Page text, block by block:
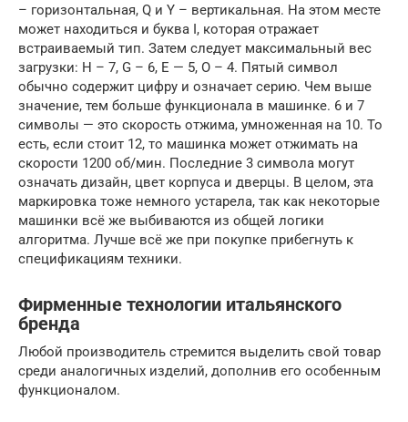
– горизонтальная, Q и Y – вертикальная. На этом месте
может находиться и буква I, которая отражает
встраиваемый тип. Затем следует максимальный вес
загрузки: H – 7, G – 6, E — 5, O – 4. Пятый символ
обычно содержит цифру и означает серию. Чем выше
значение, тем больше функционала в машинке. 6 и 7
символы — это скорость отжима, умноженная на 10. То
есть, если стоит 12, то машинка может отжимать на
скорости 1200 об/мин. Последние 3 символа могут
означать дизайн, цвет корпуса и дверцы. В целом, эта
маркировка тоже немного устарела, так как некоторые
машинки всё же выбиваются из общей логики
алгоритма. Лучше всё же при покупке прибегнуть к
спецификациям техники.
Фирменные технологии итальянского
бренда
Любой производитель стремится выделить свой товар
среди аналогичных изделий, дополнив его особенным
функционалом.